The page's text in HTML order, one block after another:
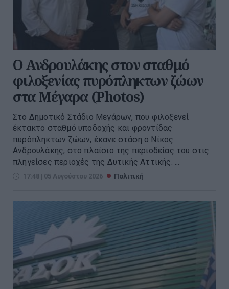
Ο Ανδρουλάκης στον σταθμό
φιλοξενίας πυρόπληκτων ζώων
στα Μέγαρα (Photos)
Στο Δημοτικό Στάδιο Μεγάρων, που φιλοξενεί
έκτακτο σταθμό υποδοχής και φροντίδας
πυρόπληκτων ζώων, έκανε στάση ο Νίκος
Ανδρουλάκης, στο πλαίσιο της περιοδείας του στις
πληγείσες περιοχές της Δυτικής Αττικής. ...
17:48 | 05 Αυγούστου 2026 Πολιτική